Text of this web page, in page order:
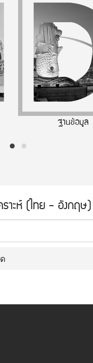
ฐานข้อมูล
ราะห์ (ไทย - อังกฤษ)